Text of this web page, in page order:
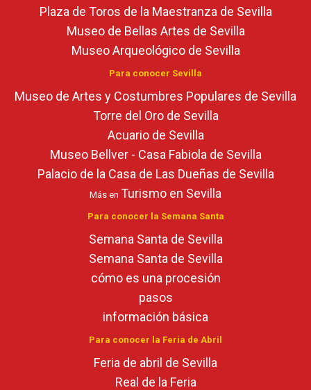
Plaza de Toros de la Maestranza de Sevilla
Museo de Bellas Artes de Sevilla
Museo Arqueológico de Sevilla
Para conocer Sevilla
Museo de Artes y Costumbres Populares de Sevilla
Torre del Oro de Sevilla
Acuario de Sevilla
Museo Bellver - Casa Fabiola de Sevilla
Palacio de la Casa de Las Dueñas de Sevilla
Más en Turismo en Sevilla
Para conocer la Semana Santa
Semana Santa de Sevilla
Semana Santa de Sevilla
cómo es una procesión
pasos
información básica
Para conocer la Feria de Abril
Feria de abril de Sevilla
Real de la Feria